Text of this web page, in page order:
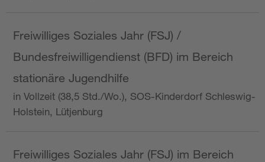
Freiwilliges Soziales Jahr (FSJ) /
Bundesfreiwilligendienst (BFD) im Bereich
stationäre Jugendhilfe
in Vollzeit (38,5 Std./Wo.), SOS-Kinderdorf Schleswig-
Holstein, Lütjenburg
Freiwilliges Soziales Jahr (FSJ) im Bereich